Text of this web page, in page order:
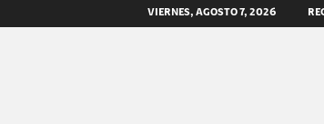
VIERNES, AGOSTO 7, 2026